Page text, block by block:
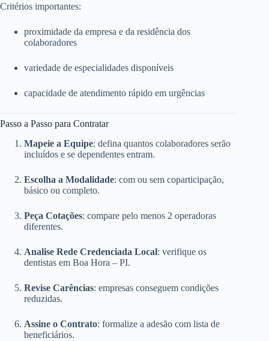
Critérios importantes:
proximidade da empresa e da residência dos
colaboradores
variedade de especialidades disponíveis
capacidade de atendimento rápido em urgências
Passo a Passo para Contratar
Mapeie a Equipe: defina quantos colaboradores serão
incluídos e se dependentes entram.
Escolha a Modalidade: com ou sem coparticipação,
básico ou completo.
Peça Cotações: compare pelo menos 2 operadoras
diferentes.
Analise Rede Credenciada Local: verifique os
dentistas em Boa Hora – PI.
Revise Carências: empresas conseguem condições
reduzidas.
Assine o Contrato: formalize a adesão com lista de
beneficiários.